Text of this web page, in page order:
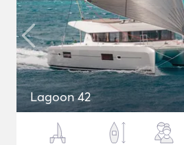
Lagoon 42